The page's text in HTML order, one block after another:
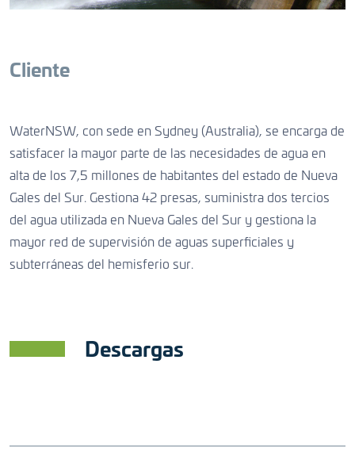
Cliente
WaterNSW, con sede en Sydney (Australia), se encarga de
satisfacer la mayor parte de las necesidades de agua en
alta de los 7,5 millones de habitantes del estado de Nueva
Gales del Sur. Gestiona 42 presas, suministra dos tercios
del agua utilizada en Nueva Gales del Sur y gestiona la
mayor red de supervisión de aguas superficiales y
subterráneas del hemisferio sur.
Descargas